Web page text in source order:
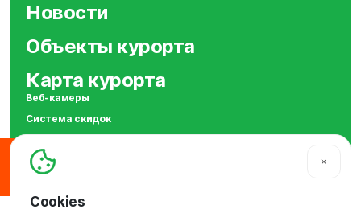
Новости
Объекты курорта
Карта курорта
Веб-камеры
Система скидок